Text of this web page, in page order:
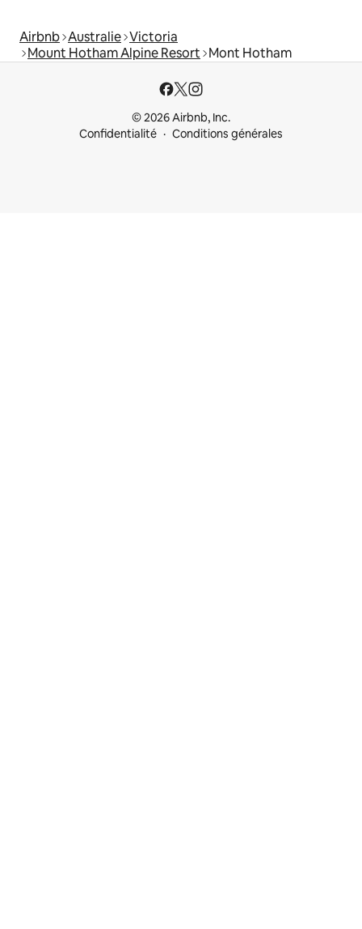
Airbnb Australie Victoria
Mount Hotham Alpine Resort Mont Hotham
© 2026 Airbnb, Inc.
Confidentialité
Conditions générales